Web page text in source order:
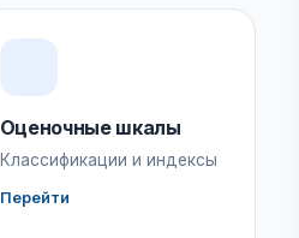
Оценочные шкалы
Классификации и индексы
Перейти